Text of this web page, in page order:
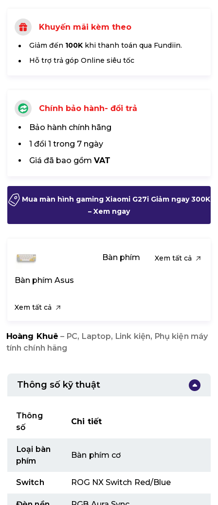
Khuyến mãi kèm theo
Giảm đến 100K khi thanh toán qua Fundiin.
Hỗ trợ trả góp Online siêu tốc
Chính bảo hành- đổi trả
Bảo hành chính hãng
1 đổi 1 trong 7 ngày
Giá đã bao gồm VAT
Mua màn hình gaming Xiaomi G27i Giảm ngay 300K
– Xem ngay
Bàn phím Xem tất cả
Bàn phím Asus
Xem tất cả
Hoàng Khuê – PC, Laptop, Link kiện, Phụ kiện máy
tính chính hãng
Thông số kỹ thuật
Thông
số
Chi tiết
Loại bàn
phím
Bàn phím cơ
Switch ROG NX Switch Red/Blue